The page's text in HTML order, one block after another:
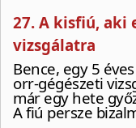
27. A kisfiú, aki
vizsgálatra
Bence, egy 5
orr-gégészeti
már egy hete
A fiú persze